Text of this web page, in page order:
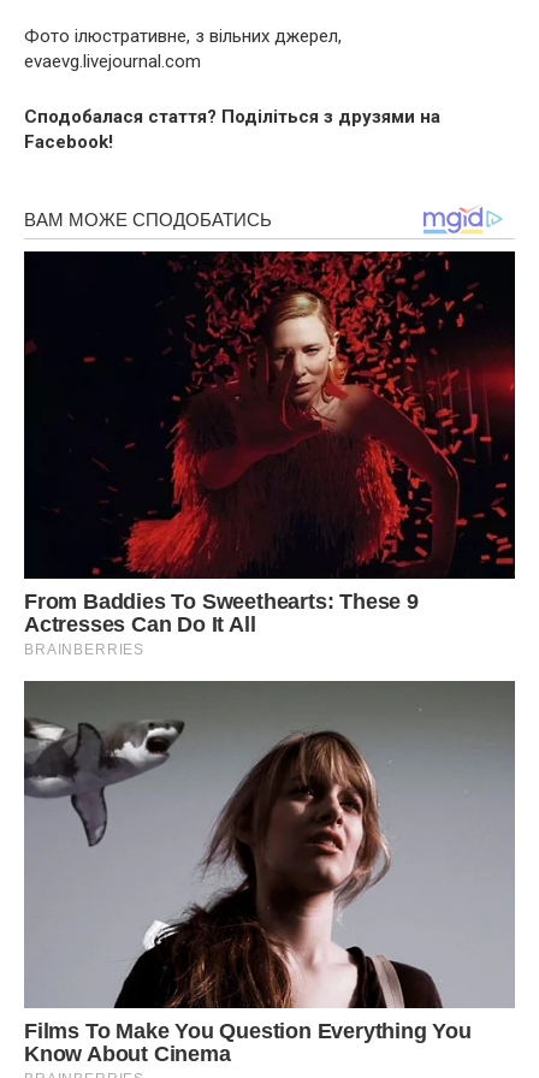
Фото ілюстративне, з вільних джерел,
evaevg.livejournal.com
Сподобалася стаття? Поділіться з друзями на
Facebook!